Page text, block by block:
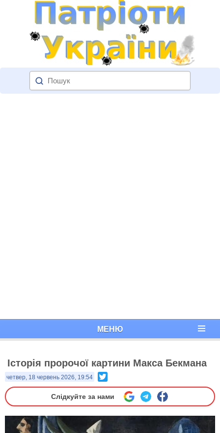
МЕНЮ
Історія пророчої картини Макса Бекмана
четвер, 18 червень 2026, 19:54
Слідкуйте за нами